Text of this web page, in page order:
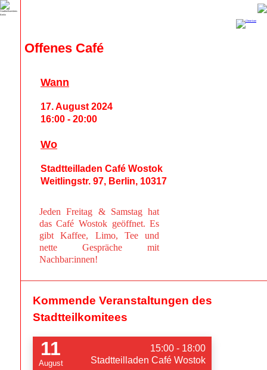
Offenes Café
Jeden Freitag & Samstag hat
das Café Wostok geöffnet. Es
gibt Kaffee, Limo, Tee und
nette Gespräche mit
Nachbar:innen!
Wann
17. August 2024
16:00 - 20:00
Wo
Stadtteilladen Café Wostok
Weitlingstr. 97, Berlin, 10317
Kommende Veranstaltungen des
Stadtteilkomitees
11
August
15:00 - 18:00
Stadtteilladen Café Wostok